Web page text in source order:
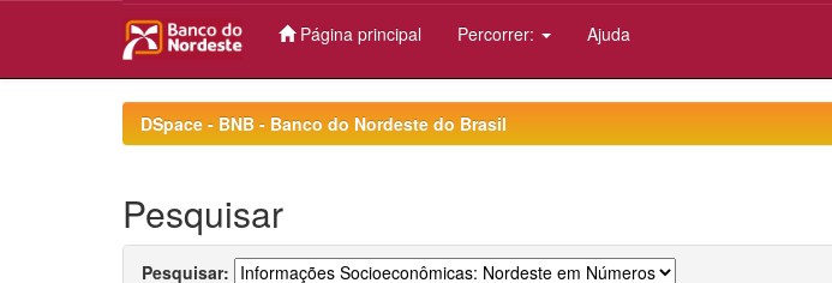
Página principal Percorrer: Ajuda
DSpace - BNB - Banco do Nordeste do Brasil
Pesquisar
Pesquisar: